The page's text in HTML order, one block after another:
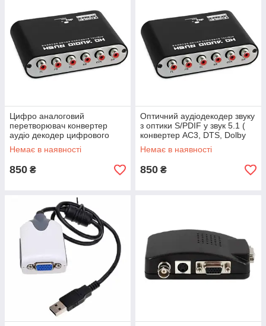
Цифро аналоговий
перетворювач конвертер
аудіо декодер цифрового
звуку з пультом optical spdif
toslink audio
Немає в наявності
850 ₴
Оптичний аудіодекодер звуку
з оптики S/PDIF у звук 5.1 (
конвертер AC3, DTS, Dolby
Digital)
Немає в наявності
850 ₴